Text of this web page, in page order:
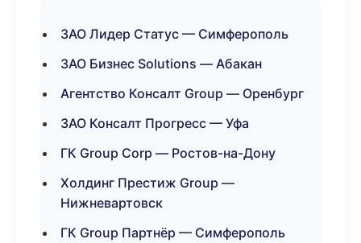
ЗАО Лидер Статус — Симферополь
ЗАО Бизнес Solutions — Абакан
Агентство Консалт Group — Оренбург
ЗАО Консалт Прогресс — Уфа
ГК Group Corp — Ростов-на-Дону
Холдинг Престиж Group —
Нижневартовск
ГК Group Партнёр — Симферополь